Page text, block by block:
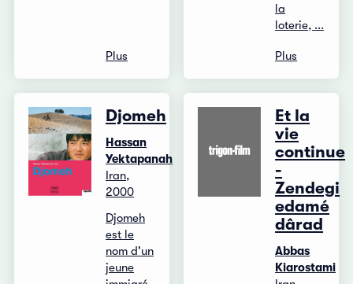
Plus
la
loterie, ...
Plus
Djomeh
Hassan
Yektapanah
Iran,
2000
Djomeh
est le
nom d'un
jeune
Et la
vie
continue
-
Zendegi
edamé
dârad
Abbas
Kiarostami